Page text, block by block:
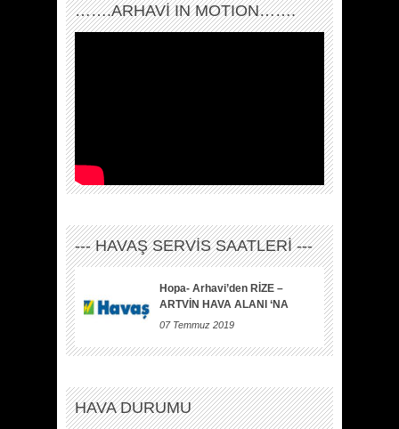
…….ARHAVI IN MOTION…….
--- HAVAŞ SERVİS SAATLERİ ---
Hopa- Arhavi’den RİZE –
ARTVİN HAVA ALANI ‘NA
07 Temmuz 2019
HAVA DURUMU